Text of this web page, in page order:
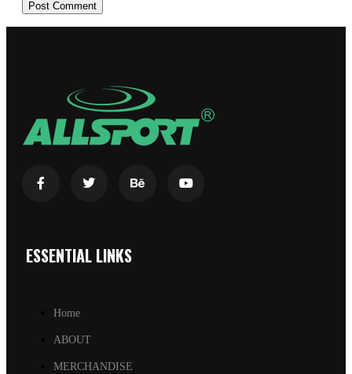
ESSENTIAL LINKS
Home
ABOUT
MERCHANDISE